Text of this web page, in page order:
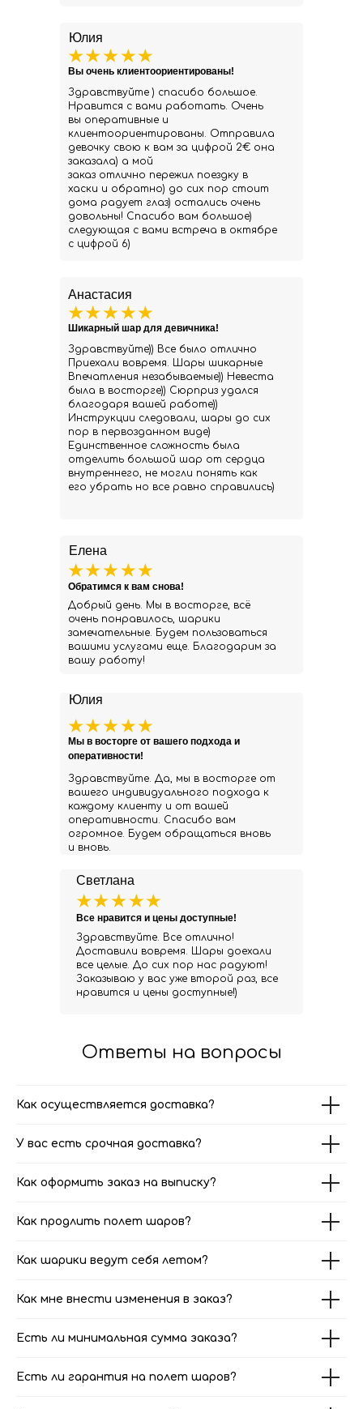
Юлия
Здравствуйте. Да, мы в восторге от
вашего индивидуального подхода к
каждому клиенту и от вашей
оперативности. Спасибо вам
огромное. Будем обращаться вновь
и вновь.
Мы в восторге от вашего подхода и
оперативности!
Светлана
Здравствуйте. Все отлично!
Доставили вовремя. Шары доехали
все целые. До сих пор нас радуют!
Заказываю у вас уже второй раз, все
нравится и цены доступные!)
Все нравится и цены доступные!
Елена
Добрый день. Мы в восторге, всё
очень понравилось, шарики
замечательные. Будем пользоваться
вашими услугами еще. Благодарим за
вашу работу!
Обратимся к вам снова!
Юлия
Здравствуйте ) спасибо большое.
Нравится с вами работать. Очень
вы оперативные и
клиентоориентированы. Отправила
девочку свою к вам за цифрой 2€ она
заказала) а мой
заказ отлично пережил поездку в
хаски и обратно) до сих пор стоит
дома радует глаз) остались очень
довольны! Спасибо вам большое)
следующая с вами встреча в октябре
с цифрой 6)
Вы очень клиентоориентированы!
Анастасия
Здравствуйте)) Все было отлично
Приехали вовремя. Шары шикарные
Впечатления незабываемые)) Невеста
была в восторге)) Сюрприз удался
благодаря вашей работе))
Инструкции следовали, шары до сих
пор в первозданном виде)
Единственное сложность была
отделить большой шар от сердца
внутреннего, не могли понять как
его убрать но все равно справились)
Шикарный шар для девичника!
Ответы на вопросы
Как осуществляется доставка?
У вас есть срочная доставка?
Как оформить заказ на выписку?
Как продлить полет шаров?
Как шарики ведут себя летом?
Как мне внести изменения в заказ?
Есть ли минимальная сумма заказа?
Есть ли гарантия на полет шаров?